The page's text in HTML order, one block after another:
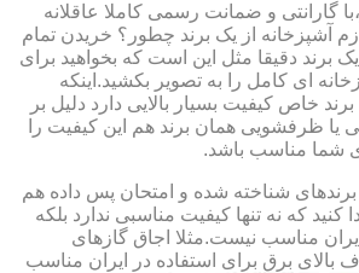
گارانتی و ضمانت رسمی کاملا عاقلانه
آشپزخانه از یک برند چطور؟ خریدن تمام
برند دقیقا مثل این است که بخواهید برای
ای کامل را به تصویر بکشید.اینکه
خاص کیفیت بسیار بالایی دارد دلیل بر
یا ظرفشویی همان برند هم این کیفیت را
شما مناسب باشد.
شناخته شده و امتحان پس داده هم
که نه تنها کیفیت مناسبی ندارد بلکه
مناسب نیست.مثلا اجاق گازهای
بالای برق برای استفاده در ایران مناسب